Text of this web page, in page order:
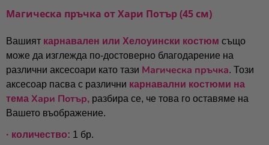
Магическа пръчка от Хари Потър (45 см)
Вашият карнавален или Хелоуински костюм също
може да изглежда по-достоверно благодарение на
различни аксесоари като тази Магическа пръчка. Този
аксесоар пасва с различни карнавални костюми на
тема Хари Потър, разбира се, че това го оставяме на
Вашето въображение.
· количество: 1 бр.